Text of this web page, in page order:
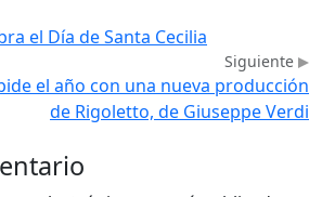
el Día de Santa Cecilia
Siguiente
el año con una nueva producción
de Rigoletto, de Giuseppe Verdi